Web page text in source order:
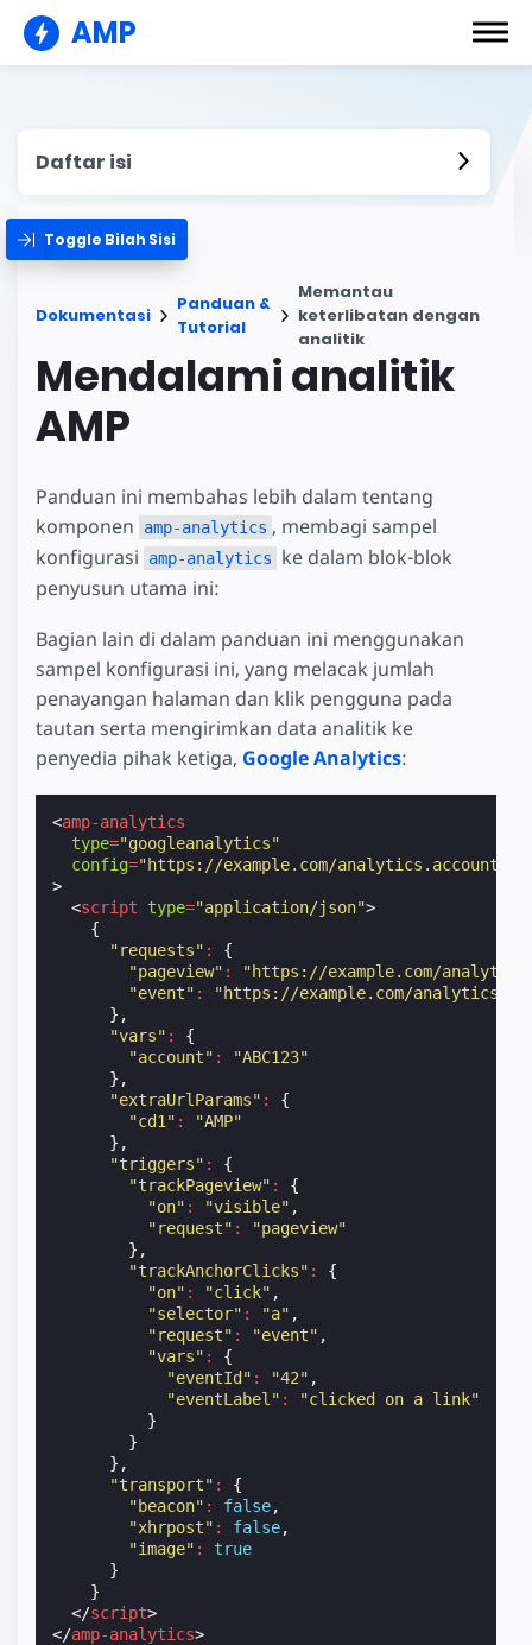
AMP
Daftar isi
Toggle Bilah Sisi
Dokumentasi
Panduan &
Tutorial
Memantau
keterlibatan dengan
analitik
Mendalami analitik
AMP
Panduan ini membahas lebih dalam tentang
komponen
amp-analytics , membagi sampel
konfigurasi
amp-analytics
ke dalam blok-blok
penyusun utama ini:
Bagian lain di dalam panduan ini menggunakan
sampel konfigurasi ini, yang melacak jumlah
penayangan halaman dan klik pengguna pada
tautan serta mengirimkan data analitik ke
penyedia pihak ketiga, Google Analytics:
<amp-analytics
type="googleanalytics"
config="https://example.com/
>
<script type="application/json">
{
"requests" :
{
"pageview" :
"https://example.com/
"event" :
"https://example.com/
},
"vars" :
{
"account" :
"ABC123"
},
"extraUrlParams" :
{
"cd1" :
"AMP"
},
"triggers" :
{
"trackPageview" :
{
"on" : "visible" ,
"request" :
"pageview"
},
"trackAnchorClicks" :
{
"on" : "click" ,
"selector" : "a" ,
"request" : "event" ,
"vars" :
{
"eventId" : "42" ,
"eventLabel" :
"clicked on a link"
}
}
},
"transport" :
{
"beacon" : false,
"xhrpost" : false,
"image" :
true
}
}
</script>
</amp-analytics>